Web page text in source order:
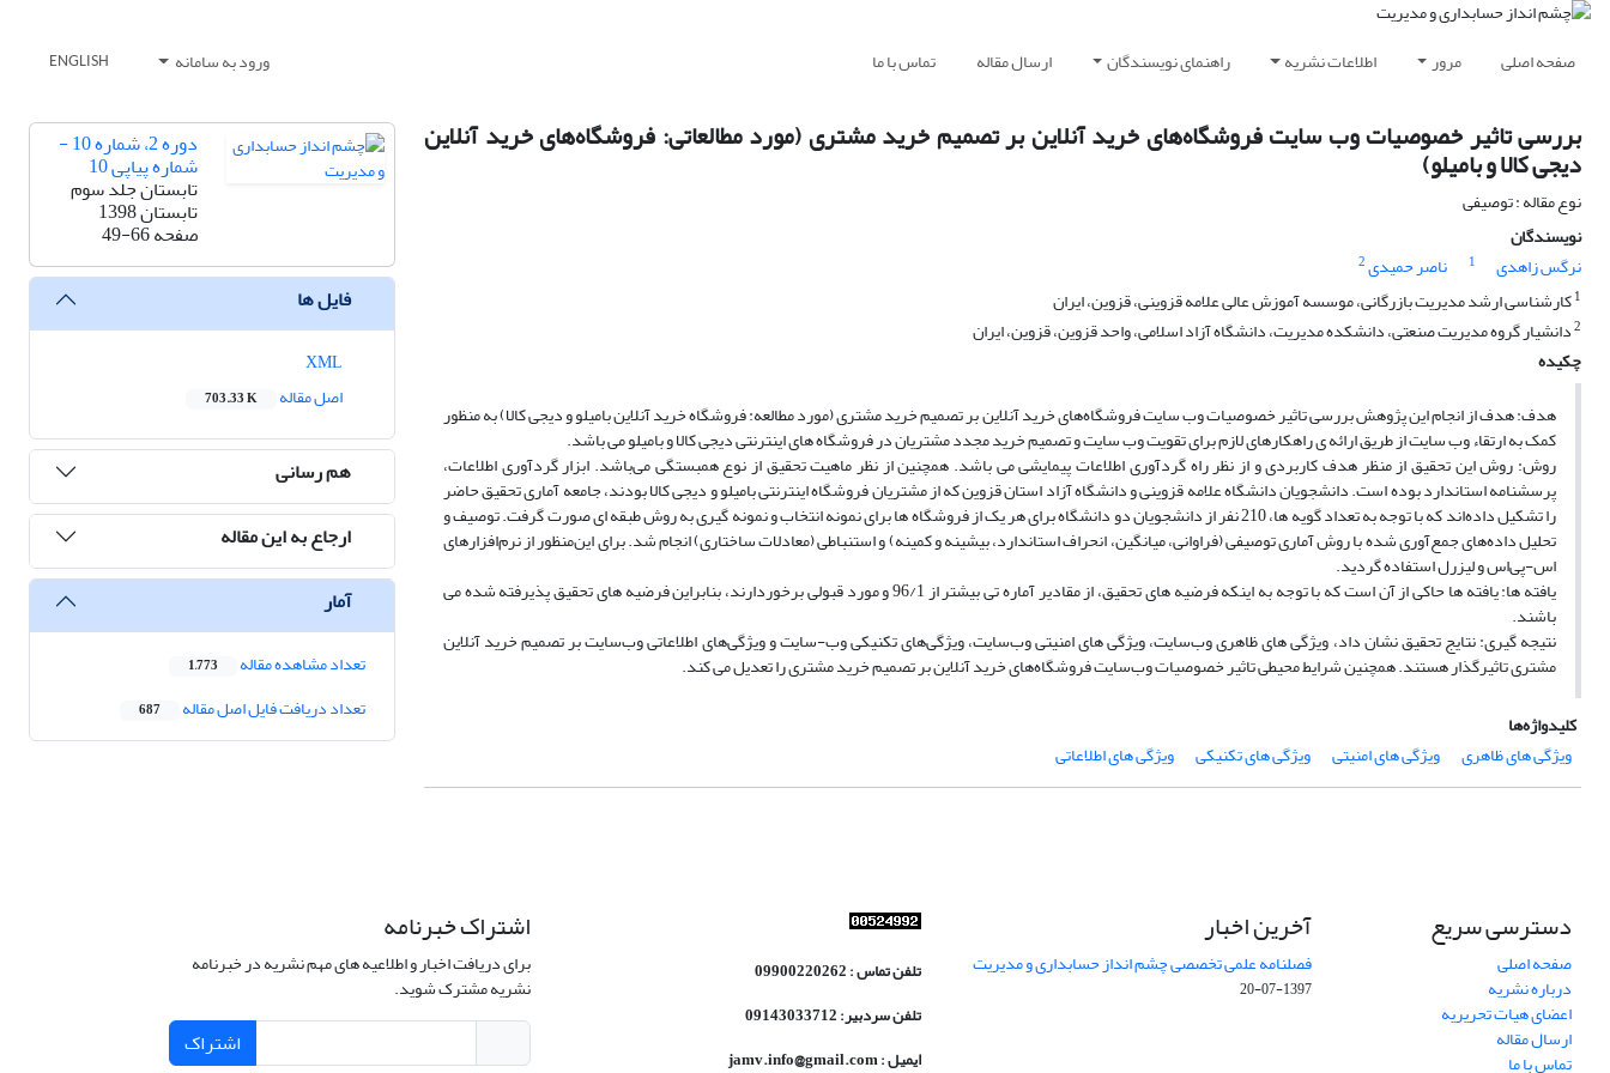
صفحه اصلی مرور اطلاعات نشریه راهنمای نویسندگان ارسال مقاله تماس با ما ورود به سامانه ENGLISH
بررسی تاثیر خصوصیات وب سایت فروشگاه‌های خرید آنلاین بر تصمیم خرید مشتری (مورد مطالعاتی: فروشگاه‌های خرید آنلاین
دیجی کالا و بامیلو)
نوع مقاله : توصیفی
نویسندگان
نرگس زاهدی
1 ناصر حمیدی2
1کارشناسی ارشد مدیریت بازرگانی، موسسه آموزش عالی علامه قزوینی، قزوین، ایران
2دانشیار گروه مدیریت صنعتی، دانشکده مدیریت، دانشگاه آزاد اسلامی، واحد قزوین، قزوین، ایران
چکیده
هدف: هدف از انجام این پژوهش بررسی تاثیر خصوصیات وب سایت فروشگاه‌های خرید آنلاین بر تصمیم خرید مشتری (مورد مطالعه: فروشگاه خرید آنلاین بامیلو و دیجی کالا) به منظور
کمک به ارتقاء وب سایت از طریق ارائه ی راهکارهای لازم برای تقویت وب سایت و تصمیم خرید مجدد مشتریان در فروشگاه های اینترنتی دیجی کالا و بامیلو می باشد.
روش: روش این تحقیق از منظر هدف کاربردی و از نظر راه گردآوری اطلاعات پیمایشی می باشد. همچنین از نظر ماهیت تحقیق از نوع همبستگی می‌باشد. ابزار گردآوری اطلاعات،
پرسشنامه استاندارد بوده است. دانشجویان دانشگاه علامه قزوینی و دانشگاه آزاد استان قزوین که از مشتریان فروشگاه اینترنتی بامیلو و دیجی کالا بودند، جامعه آماری تحقیق حاضر
را تشکیل داده‌اند که با توجه به تعداد گویه ها، 210 نفر از دانشجویان دو دانشگاه برای هر یک از فروشگاه ها برای نمونه انتخاب و نمونه گیری به روش طبقه ای صورت گرفت. توصیف و
تحلیل داده‌های جمع‌آوری شده با روش آماری توصیفی (فراوانی، میانگین، انحراف استاندارد، بیشینه و کمینه) و استنباطی (معادلات ساختاری) انجام شد. برای این‌منظور از نرم‌افزارهای
اس-پی‌اس و لیزرل استفاده گردید.
یافته ها: یافته ها حاکی از آن است که با توجه به اینکه فرضیه های تحقیق، از مقادیر آماره تی بیشتر از 96/1 و مورد قبولی برخوردارند، بنابراین فرضیه های تحقیق پذیرفته شده می
باشند.
نتیجه گیری: نتایج تحقیق نشان داد، ویژگی های ظاهری وب‌سایت، ویژگی های امنیتی وب‌سایت، ویژگی‌های تکنیکی وب-سایت و ویژگی‌های اطلاعاتی وب‌سایت بر تصمیم خرید آنلاین
مشتری تاثیرگذار هستند. همچنین شرایط محیطی تاثیر خصوصیات وب‌سایت فروشگاه‌های خرید آنلاین بر تصمیم خرید مشتری را تعدیل می کند.
کلیدواژه‌ها
ویژگی های ظاهری
ویژگی های امنیتی ویژگی های تکنیکی ویژگی های اطلاعاتی
دوره 2، شماره 10 -
شماره پیاپی 10
تابستان جلد سوم
تابستان 1398
صفحه49-66
فایل ها
اصل مقاله
703.33 K
هم رسانی
ارجاع به این مقاله
آمار
تعداد مشاهده مقاله 1,773
تعداد دریافت فایل اصل مقاله 687
دسترسی سریع
صفحه اصلی
درباره نشریه
اعضای هیات تحریریه
ارسال مقاله
تماس با ما
آخرین اخبار
فصلنامه علمی تخصصی چشم انداز حسابداری و مدیریت
1397-07-20
تلفن تماس : 09900220262
تلفن سردبیر: 09143033712
ایمیل : jamv.info@gmail.com
اشتراک خبرنامه
برای دریافت اخبار و اطلاعیه های مهم نشریه در خبرنامه
نشریه مشترک شوید.
اشتراک